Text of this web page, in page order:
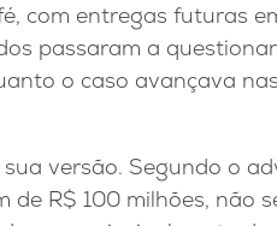
com entregas futuras
passaram a
o caso avançava
versão. Segundo o
de R$ 100 milhões, não